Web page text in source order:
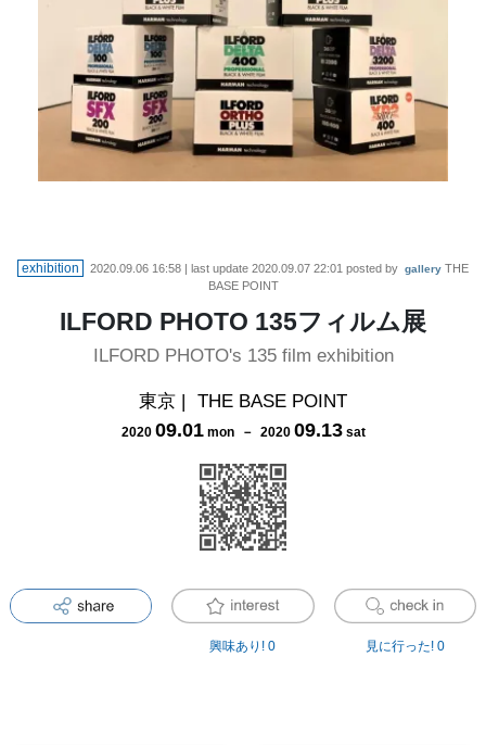
exhibition 2020.09.06 16:58 | last update 2020.09.07 22:01 posted by gallery THE
BASE POINT
ILFORD PHOTO 135フィルム展
ILFORD PHOTO's 135 film exhibition
東京 | THE BASE POINT
2020 09.01 mon－ 2020 09.13 sat
興味あり! 0 見に行った! 0